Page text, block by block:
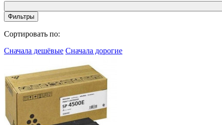
Фильтры
Сортировать по:
Сначала дешёвые Сначала дорогие